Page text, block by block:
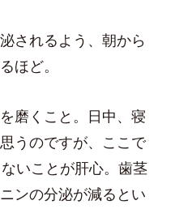
されるよう、朝から
ほど。
磨くこと。日中、寝
うのですが、ここで
いことが肝心。歯茎
ンの分泌が減るとい